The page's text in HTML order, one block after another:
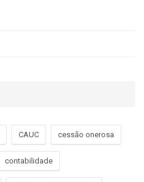
CAUC cessão onerosa
contabilidade